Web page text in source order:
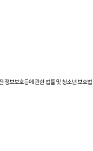
정보보호등에 관한 법률 및 청소년 보호법